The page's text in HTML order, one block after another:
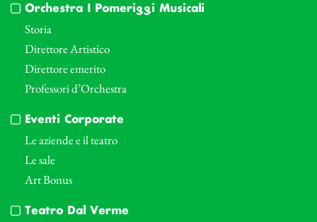
Orchestra I Pomeriggi Musicali
Storia
Direttore Artistico
Direttore emerito
Professori d’Orchestra
Eventi Corporate
Le aziende e il teatro
Le sale
Art Bonus
Teatro Dal Verme